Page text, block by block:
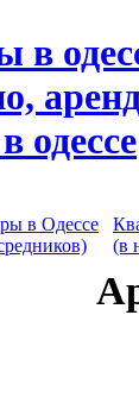
в
одессе
в Одессе
(в